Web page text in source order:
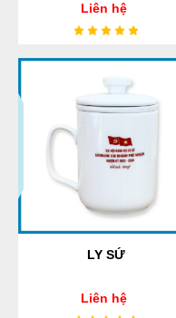
Liên hệ
LY SỨ
Liên hệ